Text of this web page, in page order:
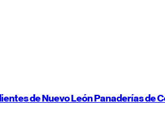
deNuevo LeónPanaderías de